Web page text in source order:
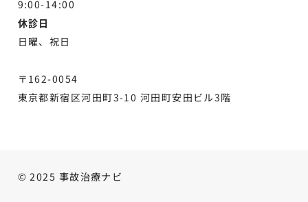
9:00-14:00
休診日
日曜、祝日
〒162-0054
東京都新宿区河田町3-10 河田町安田ビル3階
© 2025 事故治療ナビ